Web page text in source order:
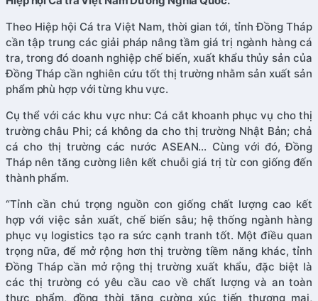
Theo Hiệp hội Cá tra Việt Nam, thời gian tới, tỉnh Đồng Tháp
cần tập trung các giải pháp nâng tầm giá trị ngành hàng cá
tra, trong đó doanh nghiệp chế biến, xuất khẩu thủy sản của
Đồng Tháp cần nghiên cứu tốt thị trường nhằm sản xuất sản
phẩm phù hợp với từng khu vực.
Cụ thể với các khu vực như: Cá cắt khoanh phục vụ cho thị
trường châu Phi; cá không da cho thị trường Nhật Bản; chả
cá cho thị trường các nước ASEAN… Cùng với đó, Đồng
Tháp nên tăng cường liên kết chuỗi giá trị từ con giống đến
thành phẩm.
“Tỉnh cần chú trọng nguồn con giống chất lượng cao kết
hợp với việc sản xuất, chế biến sâu; hệ thống ngành hàng
phục vụ logistics tạo ra sức cạnh tranh tốt. Một điều quan
trọng nữa, để mở rộng hơn thị trường tiềm năng khác, tỉnh
Đồng Tháp cần mở rộng thị trường xuất khẩu, đặc biệt là
các thị trường có yêu cầu cao về chất lượng và an toàn
thực phẩm, đồng thời tăng cường xúc tiến thương mại,